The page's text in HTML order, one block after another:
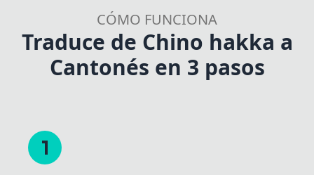
CÓMO FUNCIONA
Traduce de Chino hakka a
Cantonés en 3 pasos